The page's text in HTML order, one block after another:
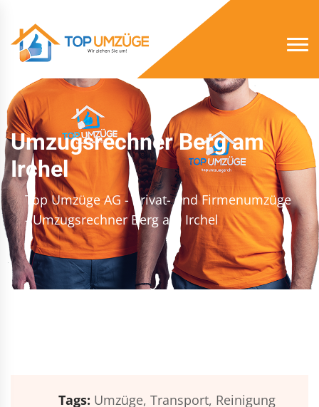
Umzugsrechner Berg am
Irchel
Top Umzüge AG - Privat- und Firmenumzüge
- Umzugsrechner Berg am Irchel
Tags: Umzüge, Transport, Reinigung